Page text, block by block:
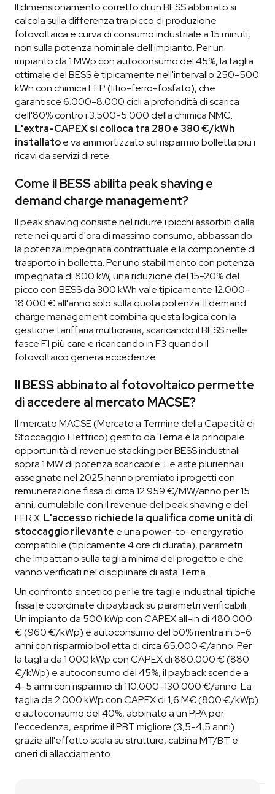
Il dimensionamento corretto di un BESS abbinato si
calcola sulla differenza tra picco di produzione
fotovoltaica e curva di consumo industriale a 15 minuti,
non sulla potenza nominale dell'impianto. Per un
impianto da 1 MWp con autoconsumo del 45%, la taglia
ottimale del BESS è tipicamente nell'intervallo 250-500
kWh con chimica LFP (litio-ferro-fosfato), che
garantisce 6.000-8.000 cicli a profondità di scarica
dell'80% contro i 3.500-5.000 della chimica NMC.
L'extra-CAPEX si colloca tra 280 e 380 €/kWh
installatoe va ammortizzato sul risparmio bolletta più i
ricavi da servizi di rete.
Come il BESS abilita peak shaving e
demand charge management?
Il peak shaving consiste nel ridurre i picchi assorbiti dalla
rete nei quarti d'ora di massimo consumo, abbassando
la potenza impegnata contrattuale e la componente di
trasporto in bolletta. Per uno stabilimento con potenza
impegnata di 800 kW, una riduzione del 15-20% del
picco con BESS da 300 kWh vale tipicamente 12.000-
18.000 € all'anno solo sulla quota potenza. Il demand
charge management combina questa logica con la
gestione tariffaria multioraria, scaricando il BESS nelle
fasce F1 più care e ricaricando in F3 quando il
fotovoltaico genera eccedenze.
Il BESS abbinato al fotovoltaico permette
di accedere al mercato MACSE?
Il mercato MACSE (Mercato a Termine della Capacità di
Stoccaggio Elettrico) gestito da Terna è la principale
opportunità di revenue stacking per BESS industriali
sopra 1 MW di potenza scaricabile. Le aste pluriennali
assegnate nel 2025 hanno premiato i progetti con
remunerazione fissa di circa 12.959 €/MW/anno per 15
anni, cumulabile con il revenue del peak shaving e del
FER X. L'accesso richiede la qualifica come unità di
stoccaggio rilevante e una power-to-energy ratio
compatibile (tipicamente 4 ore di durata), parametri
che impattano sulla taglia minima del progetto e che
vanno verificati nel disciplinare di asta Terna.
Un confronto sintetico per le tre taglie industriali tipiche
fissa le coordinate di payback su parametri verificabili.
Un impianto da 500 kWp con CAPEX all-in di 480.000
€ (960 €/kWp) e autoconsumo del 50% rientra in 5-6
anni con risparmio bolletta di circa 65.000 €/anno. Per
la taglia da 1.000 kWp con CAPEX di 880.000 € (880
€/kWp) e autoconsumo del 45%, il payback scende a
4-5 anni con risparmio di 110.000-130.000 €/anno. La
taglia da 2.000 kWp con CAPEX di 1,6 M€ (800 €/kWp)
e autoconsumo del 40%, abbinato a un PPA per
l'eccedenza, esprime il PBT migliore (3,5-4,5 anni)
grazie all'effetto scala su strutture, cabina MT/BT e
oneri di allacciamento.